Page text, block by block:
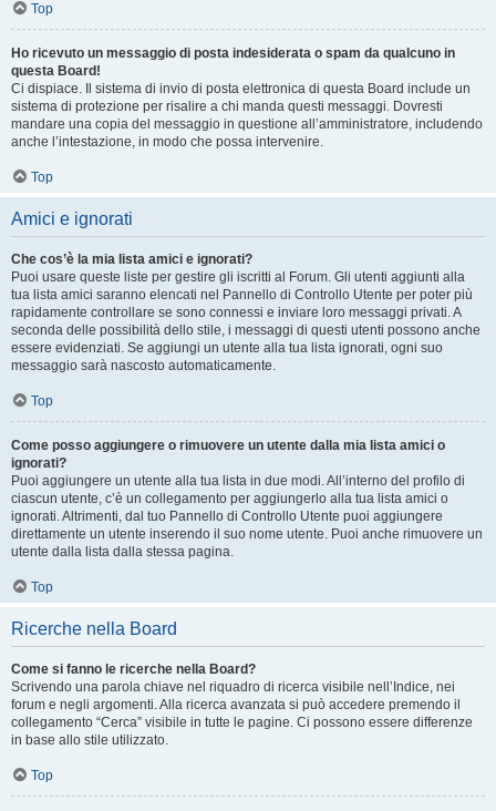
Top
Ho ricevuto un messaggio di posta indesiderata o spam da qualcuno in
questa Board!
Ci dispiace. Il sistema di invio di posta elettronica di questa Board include un
sistema di protezione per risalire a chi manda questi messaggi. Dovresti
mandare una copia del messaggio in questione all’amministratore, includendo
anche l’intestazione, in modo che possa intervenire.
Top
Amici e ignorati
Che cos’è la mia lista amici e ignorati?
Puoi usare queste liste per gestire gli iscritti al Forum. Gli utenti aggiunti alla
tua lista amici saranno elencati nel Pannello di Controllo Utente per poter più
rapidamente controllare se sono connessi e inviare loro messaggi privati. A
seconda delle possibilità dello stile, i messaggi di questi utenti possono anche
essere evidenziati. Se aggiungi un utente alla tua lista ignorati, ogni suo
messaggio sarà nascosto automaticamente.
Top
Come posso aggiungere o rimuovere un utente dalla mia lista amici o
ignorati?
Puoi aggiungere un utente alla tua lista in due modi. All’interno del profilo di
ciascun utente, c’è un collegamento per aggiungerlo alla tua lista amici o
ignorati. Altrimenti, dal tuo Pannello di Controllo Utente puoi aggiungere
direttamente un utente inserendo il suo nome utente. Puoi anche rimuovere un
utente dalla lista dalla stessa pagina.
Top
Ricerche nella Board
Come si fanno le ricerche nella Board?
Scrivendo una parola chiave nel riquadro di ricerca visibile nell’Indice, nei
forum e negli argomenti. Alla ricerca avanzata si può accedere premendo il
collegamento “Cerca” visibile in tutte le pagine. Ci possono essere differenze
in base allo stile utilizzato.
Top